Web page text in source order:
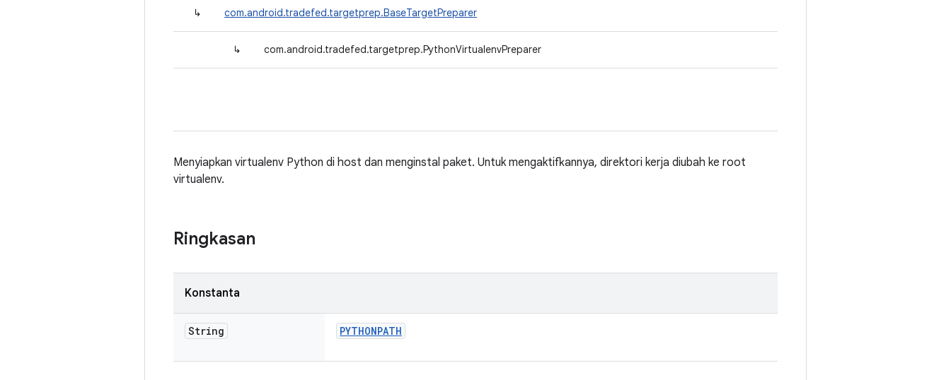
↳ com.android.tradefed.targetprep.BaseTargetPreparer
↳ com.android.tradefed.targetprep.PythonVirtualenvPreparer
Menyiapkan virtualenv Python di host dan menginstal paket. Untuk mengaktifkannya, direktori kerja diubah ke root
virtualenv.
Ringkasan
Konstanta
String PYTHONPATH